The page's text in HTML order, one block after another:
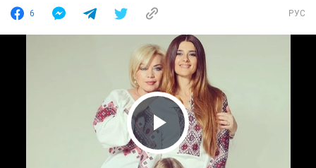
6 РУС
Play Video